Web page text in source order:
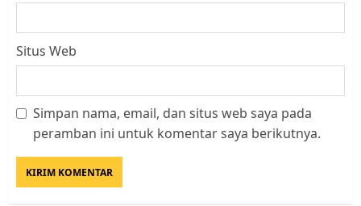
Situs Web
Simpan nama, email, dan situs web saya pada
peramban ini untuk komentar saya berikutnya.
Kader Pajak jadi Penghubung